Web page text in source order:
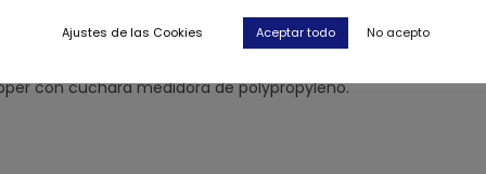
a agregar más agua utilizando la misma velocidad y
contacto directo con el filtro de papel. Deje infusionar 3
con cuchara medidora de polypropyleno.
Ajustes de las Cookies Aceptar todo No acepto